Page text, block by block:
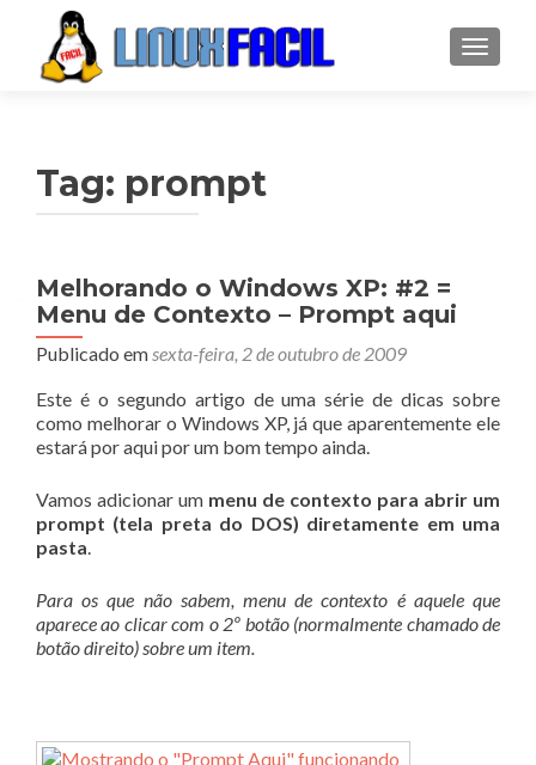
Tag: prompt
Melhorando o Windows XP: #2 =
Menu de Contexto – Prompt aqui
Publicado emsexta-feira, 2 de outubro de 2009
Este é o segundo artigo de uma série de dicas sobre
como melhorar o Windows XP, já que aparentemente ele
estará por aqui por um bom tempo ainda.
Vamos adicionar um menu de contexto para abrir um
prompt (tela preta do DOS) diretamente em uma
pasta.
Para os que não sabem, menu de contexto é aquele que
aparece ao clicar com o 2º botão (normalmente chamado de
botão direito) sobre um item.